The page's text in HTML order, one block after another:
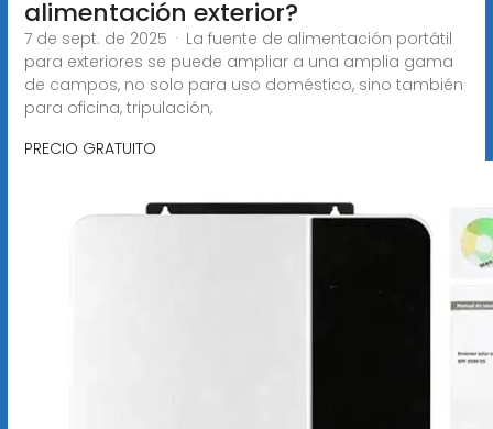
alimentación exterior?
7 de sept. de 2025 · La fuente de alimentación portátil
para exteriores se puede ampliar a una amplia gama
de campos, no solo para uso doméstico, sino también
para oficina, tripulación,
PRECIO GRATUITO